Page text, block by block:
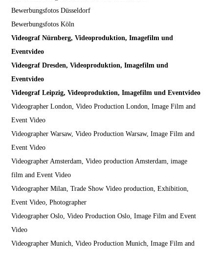
Bewerbungsfotos Düsseldorf
Bewerbungsfotos Köln
Videograf Nürnberg, Videoproduktion, Imagefilm und
Eventvideo
Videograf Dresden, Videoproduktion, Imagefilm und
Eventvideo
Videograf Leipzig, Videoproduktion, Imagefilm und Eventvideo
Videographer London, Video Production London, Image Film and
Event Video
Videographer Warsaw, Video Production Warsaw, Image Film and
Event Video
Videographer Amsterdam, Video production Amsterdam, image
film and Event Video
Videographer Milan, Trade Show Video production, Exhibition,
Event Video, Photographer
Videographer Oslo, Video Production Oslo, Image Film and Event
Video
Videographer Munich, Video Production Munich, Image Film and